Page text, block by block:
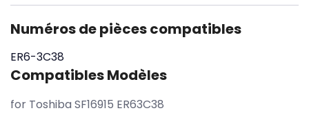
Numéros de pièces compatibles
ER6-3C38
Compatibles Modèles
for Toshiba SF16915 ER63C38